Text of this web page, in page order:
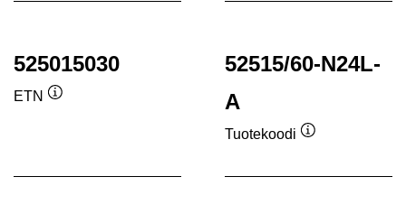
525015030
ETN
52515/60-N24L-
A
Tuotekoodi